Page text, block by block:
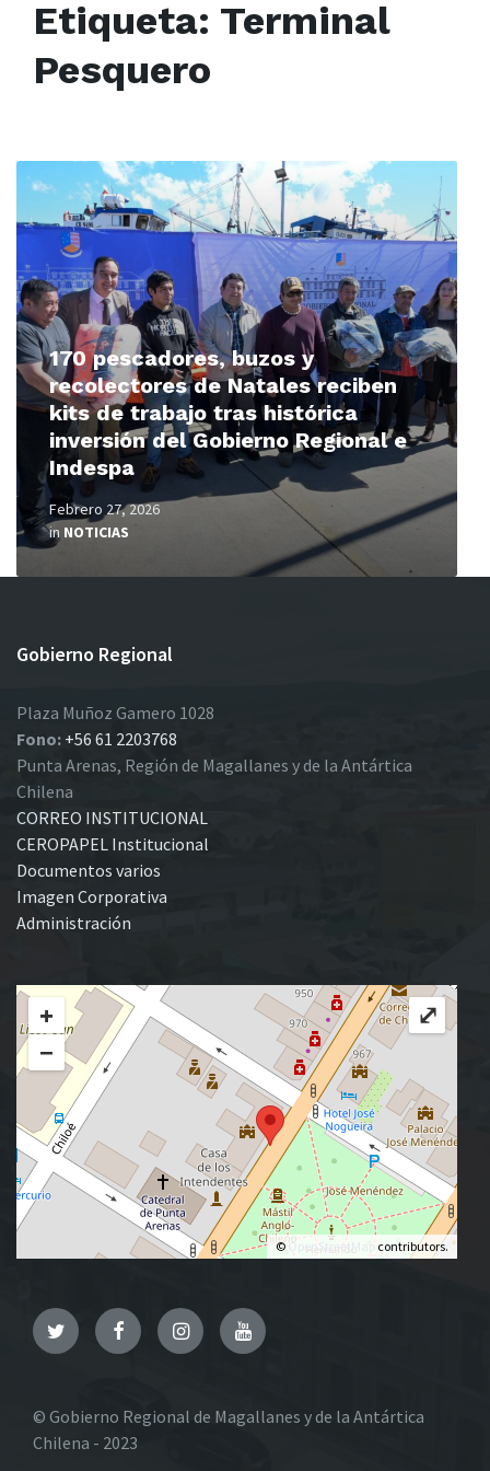
Etiqueta: Terminal
Pesquero
170 pescadores, buzos y
recolectores de Natales reciben
kits de trabajo tras histórica
inversión del Gobierno Regional e
Indespa
Febrero 27, 2026
in NOTICIAS
Read
More
Gobierno Regional
Plaza Muñoz Gamero 1028
Fono: +56 61 2203768
Punta Arenas, Región de Magallanes y de la Antártica
Chilena
CORREO INSTITUCIONAL
CEROPAPEL Institucional
Documentos varios
Imagen Corporativa
Administración
+
−
© OpenStreetMap contributors.
⤢
TwitterFacebookInstagramYouTube
© Gobierno Regional de Magallanes y de la Antártica
Chilena - 2023